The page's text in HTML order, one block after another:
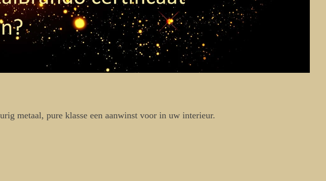
metaal, pure klasse een aanwinst voor in uw interieur.